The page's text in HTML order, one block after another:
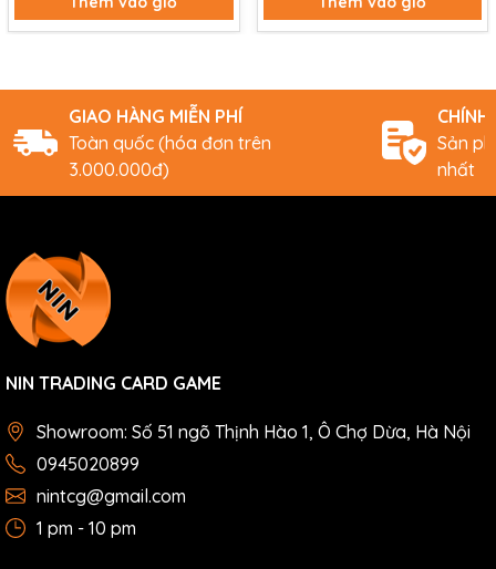
GIAO HÀNG MIỄN PHÍ
Toàn quốc (hóa đơn trên
3.000.000đ)
CHÍNH
Sản
nhất
NIN TRADING CARD GAME
Showroom: Số 51 ngõ Thịnh Hào 1, Ô Chợ Dừa, Hà Nội
0945020899
nintcg@gmail.com
1 pm - 10 pm